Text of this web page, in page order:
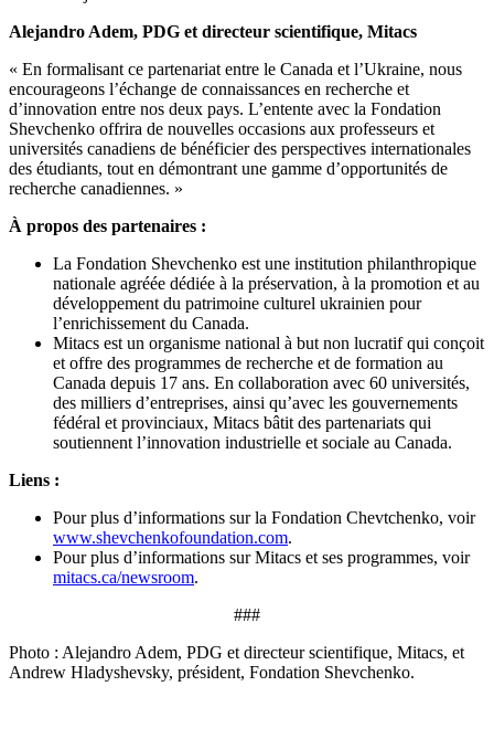
Alejandro Adem, PDG et directeur scientifique, Mitacs
« En formalisant ce partenariat entre le Canada et l’Ukraine, nous
encourageons l’échange de connaissances en recherche et
d’innovation entre nos deux pays. L’entente avec la Fondation
Shevchenko offrira de nouvelles occasions aux professeurs et
universités canadiens de bénéficier des perspectives internationales
des étudiants, tout en démontrant une gamme d’opportunités de
recherche canadiennes. »
À propos des partenaires :
La Fondation Shevchenko est une institution philanthropique
nationale agréée dédiée à la préservation, à la promotion et au
développement du patrimoine culturel ukrainien pour
l’enrichissement du Canada.
Mitacs est un organisme national à but non lucratif qui conçoit
et offre des programmes de recherche et de formation au
Canada depuis 17 ans. En collaboration avec 60 universités,
des milliers d’entreprises, ainsi qu’avec les gouvernements
fédéral et provinciaux, Mitacs bâtit des partenariats qui
soutiennent l’innovation industrielle et sociale au Canada.
Liens :
Pour plus d’informations sur la Fondation Chevtchenko, voir
www.shevchenkofoundation.com.
Pour plus d’informations sur Mitacs et ses programmes, voir
mitacs.ca/newsroom.
###
Photo : Alejandro Adem, PDG et directeur scientifique, Mitacs, et
Andrew Hladyshevsky, président, Fondation Shevchenko.